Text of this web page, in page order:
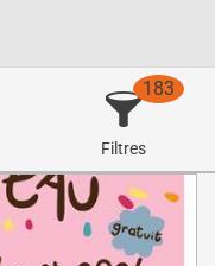
Filtres
183